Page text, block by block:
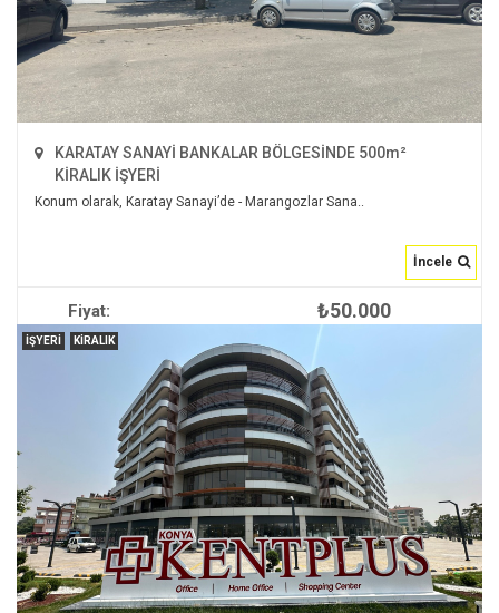
KARATAY SANAYİ BANKALAR BÖLGESİNDE 500m²
KİRALIK İŞYERİ
Konum olarak, Karatay Sanayi’de - Marangozlar Sana..
İncele
Fiyat: ₺50.000
2 3
İŞYERI KIRALIK